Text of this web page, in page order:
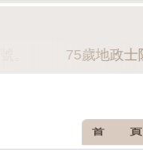
75歲地政士陳
首 頁